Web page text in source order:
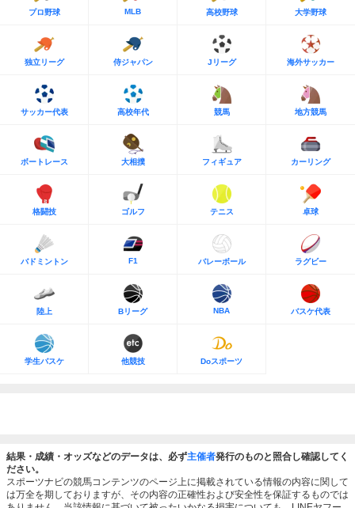
プロ野球 MLB 高校野球 大学野球
独立リーグ 侍ジャパン Jリーグ 海外サッカー
サッカー代表 高校年代 競馬 地方競馬
ボートレース 大相撲 フィギュア カーリング
格闘技 ゴルフ テニス 卓球
バドミントン F1 バレーボール ラグビー
陸上 Bリーグ NBA バスケ代表
学生バスケ 他競技 Doスポーツ
結果・成績・オッズなどのデータは、必ず主催者発行のものと照合し確認してく
ださい。
スポーツナビの競馬コンテンツのページ上に掲載されている情報の内容に関して
は万全を期しておりますが、その内容の正確性および安全性を保証するものでは